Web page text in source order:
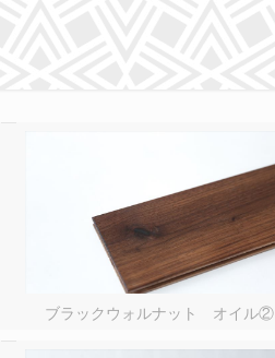
ブラックウォルナット オイル②